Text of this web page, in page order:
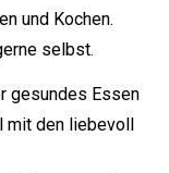
und Kochen.
selbst.
gesundes Essen
mit den liebevoll